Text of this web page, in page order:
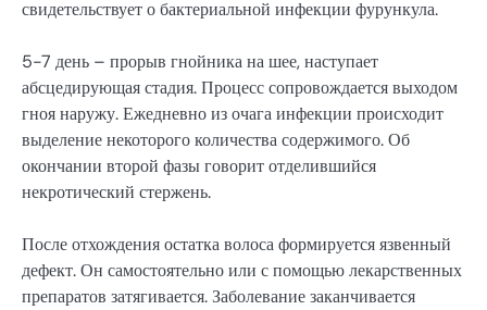
свидетельствует о бактериальной инфекции фурункула.
5-7 день – прорыв гнойника на шее, наступает
абсцедирующая стадия. Процесс сопровождается выходом
гноя наружу. Ежедневно из очага инфекции происходит
выделение некоторого количества содержимого. Об
окончании второй фазы говорит отделившийся
некротический стержень.
После отхождения остатка волоса формируется язвенный
дефект. Он самостоятельно или с помощью лекарственных
препаратов затягивается. Заболевание заканчивается